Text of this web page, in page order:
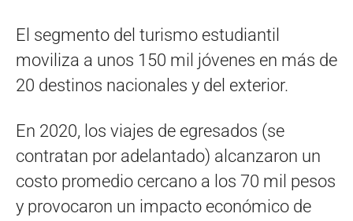
El segmento del turismo estudiantil
moviliza a unos 150 mil jóvenes en más de
20 destinos nacionales y del exterior.
En 2020, los viajes de egresados (se
contratan por adelantado) alcanzaron un
costo promedio cercano a los 70 mil pesos
y provocaron un impacto económico de